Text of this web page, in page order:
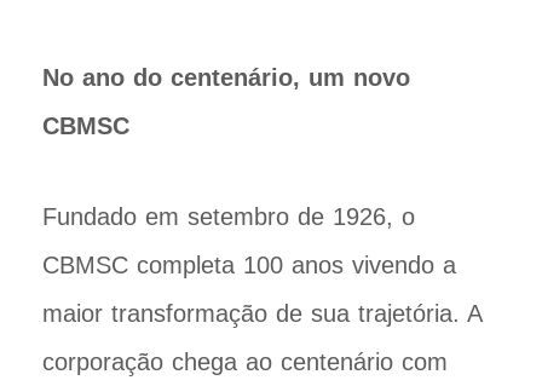
No ano do centenário, um novo
CBMSC
Fundado em setembro de 1926, o
CBMSC completa 100 anos vivendo a
maior transformação de sua trajetória. A
corporação chega ao centenário com